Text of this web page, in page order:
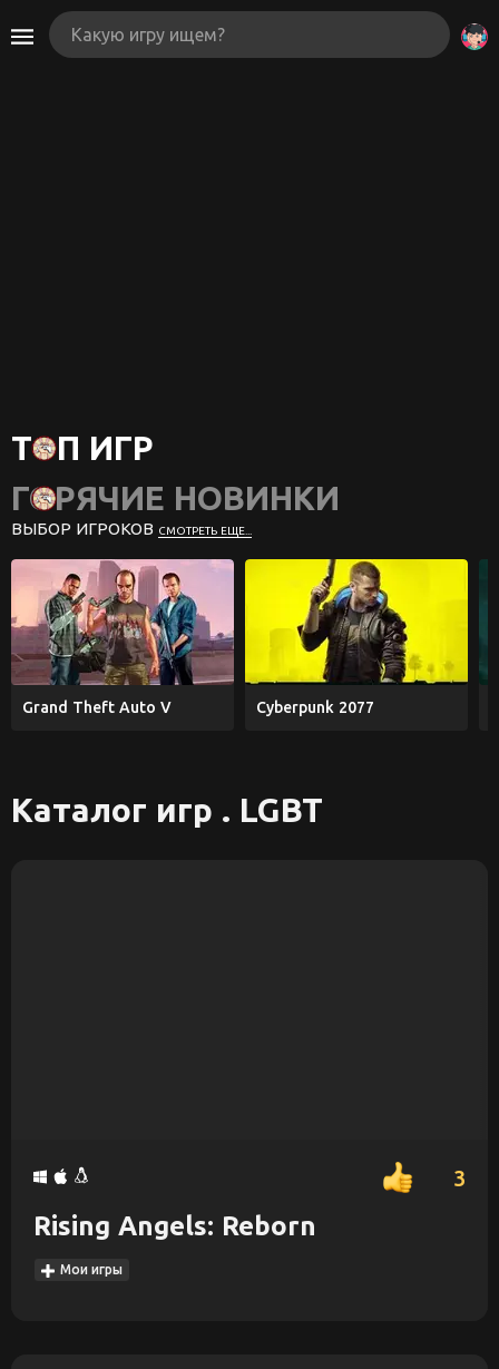
ТОП ИГР
ГОРЯЧИЕ НОВИНКИ
ВЫБОР ИГРОКОВ СМОТРЕТЬ ЕЩЕ...
Grand Theft Auto V Cyberpunk 2077
Каталог игр . LGBT
3
Rising Angels: Reborn
Мои игры